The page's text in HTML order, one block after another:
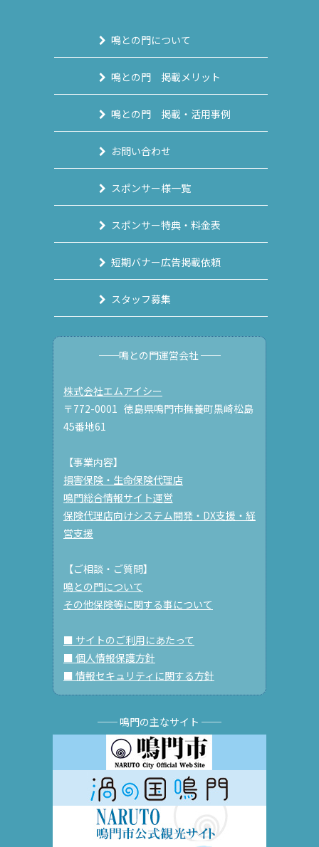
鳴との門について
鳴との門 掲載メリット
鳴との門 掲載・活用事例
お問い合わせ
スポンサー様一覧
スポンサー特典・料金表
短期バナー広告掲載依頼
スタッフ募集
──鳴との門運営会社 ──
株式会社エムアイシー
〒772-0001 徳島県鳴門市撫養町黒崎松島
45番地61
【事業内容】
損害保険・生命保険代理店
鳴門総合情報サイト運営
保険代理店向けシステム開発・DX支援・経
営支援
【ご相談・ご質問】
鳴との門について
その他保険等に関する事について
■ サイトのご利用にあたって
■ 個人情報保護方針
■ 情報セキュリティに関する方針
── 鳴門の主なサイト ──